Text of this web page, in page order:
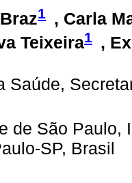
1 , Carla
Teixeira1 ,
Saúde,
de São Paulo,
SP, Brasil